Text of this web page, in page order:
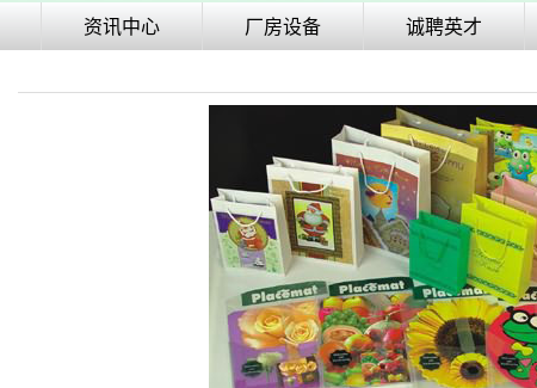
资讯中心 厂房设备 诚聘英才